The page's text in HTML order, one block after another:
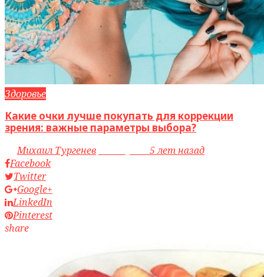
Здоровье
Какие очки лучше покупать для коррекции
зрения: важные параметры выбора?
byМихаил Тургенев
5 лет назад
Facebook
Twitter
Google+
LinkedIn
Pinterest
share